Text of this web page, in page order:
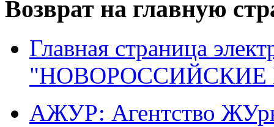
Возврат на главную
Главная страница
"НОВОРОССИЙСКИЕ
АЖУР: Агентство